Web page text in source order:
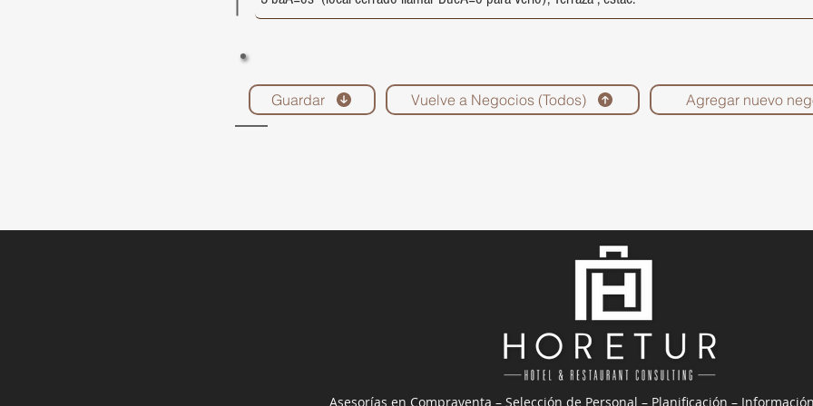
Guardar Vuelve a Negocios (Todos) Agregar nuevo
Asesorías en Compraventa – Selección de Personal – Planificación –